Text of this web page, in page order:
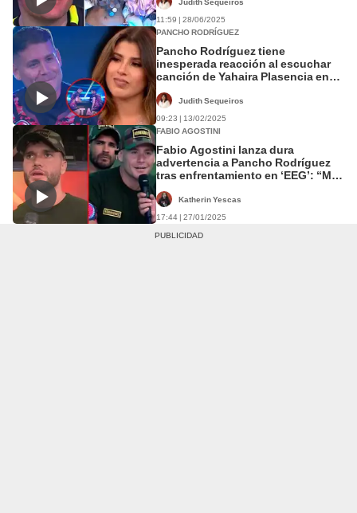
exmachitos”
Judith Sequeiros
11:59 | 28/06/2025
PANCHO RODRÍGUEZ
Pancho Rodríguez tiene
inesperada reacción al escuchar
canción de Yahaira Plasencia en
memoria"
Judith Sequeiros
09:23 | 13/02/2025
FABIO AGOSTINI
Fabio Agostini lanza dura
advertencia a Pancho Rodríguez
tras enfrentamiento en ‘EEG’: “Me
Katherin Yescas
17:44 | 27/01/2025